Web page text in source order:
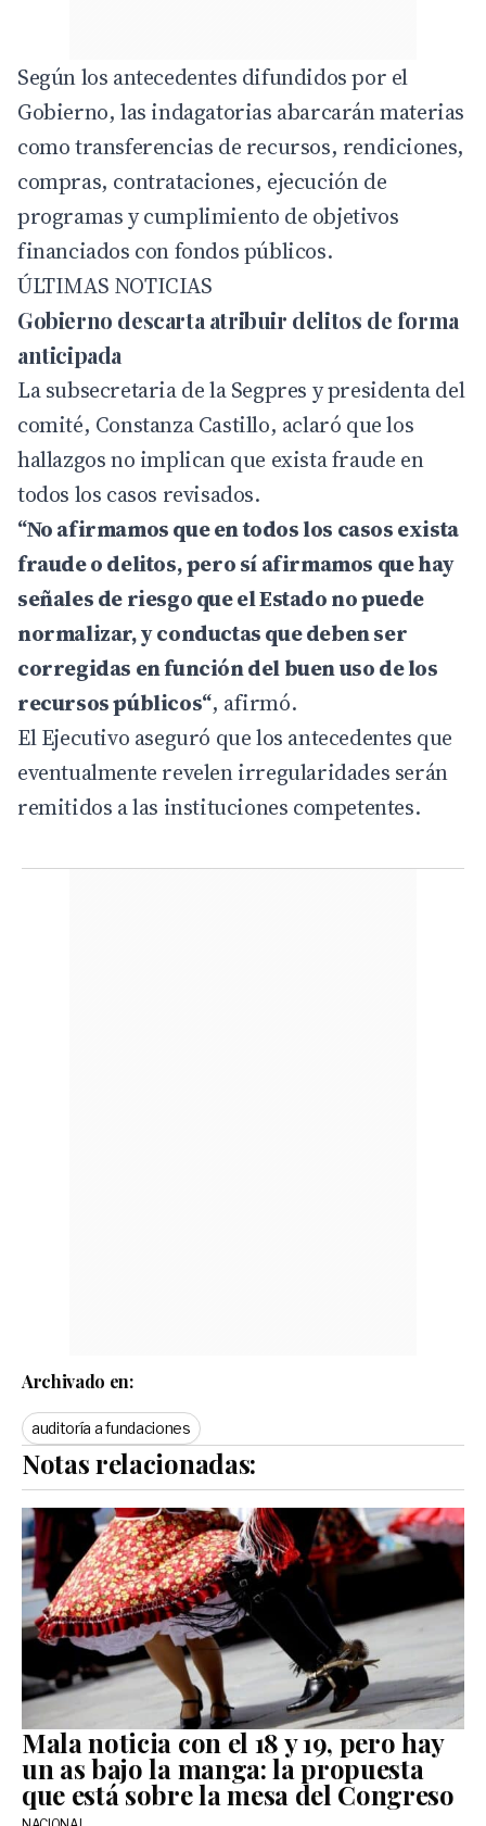
Según los antecedentes difundidos por el
Gobierno, las indagatorias abarcarán materias
como transferencias de recursos, rendiciones,
compras, contrataciones, ejecución de
programas y cumplimiento de objetivos
financiados con fondos públicos.
ÚLTIMAS NOTICIAS
Gobierno descarta atribuir delitos de forma
anticipada
La subsecretaria de la Segpres y presidenta del
comité, Constanza Castillo, aclaró que los
hallazgos no implican que exista fraude en
todos los casos revisados.
“No afirmamos que en todos los casos exista
fraude o delitos, pero sí afirmamos que hay
señales de riesgo que el Estado no puede
normalizar, y conductas que deben ser
corregidas en función del buen uso de los
recursos públicos“, afirmó.
El Ejecutivo aseguró que los antecedentes que
eventualmente revelen irregularidades serán
remitidos a las instituciones competentes.
Archivado en:
auditoría a fundaciones
Notas relacionadas:
Mala noticia con el 18 y 19, pero hay
un as bajo la manga: la propuesta
que está sobre la mesa del Congreso